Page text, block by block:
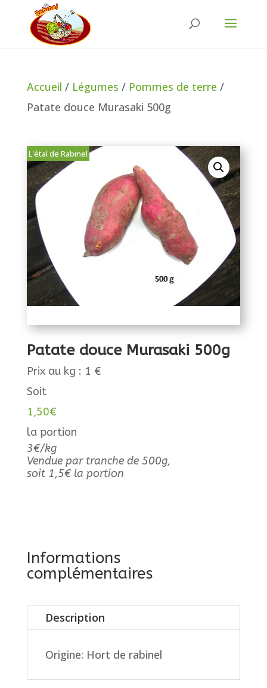
Accueil / Légumes / Pommes de terre /
Patate douce Murasaki 500g
L'étal de Rabinel
Patate douce Murasaki 500g
Prix au kg : 1 €
Soit
1,50€
la portion
3€/kg
Vendue par tranche de 500g,
soit 1,5€ la portion
Informations
complémentaires
Description
Origine: Hort de rabinel